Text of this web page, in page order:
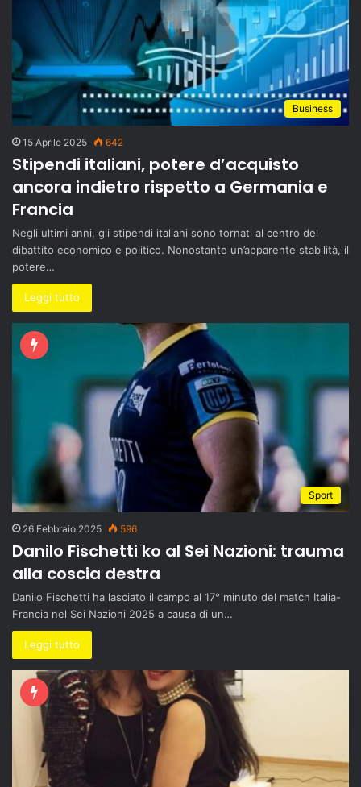
Business
15 Aprile 2025 642
Stipendi italiani, potere d’acquisto
ancora indietro rispetto a Germania e
Francia
Negli ultimi anni, gli stipendi italiani sono tornati al centro del
dibattito economico e politico. Nonostante un’apparente stabilità, il
potere…
Leggi tutto
Sport
26 Febbraio 2025 596
Danilo Fischetti ko al Sei Nazioni: trauma
alla coscia destra
Danilo Fischetti ha lasciato il campo al 17° minuto del match Italia-
Francia nel Sei Nazioni 2025 a causa di un…
Leggi tutto